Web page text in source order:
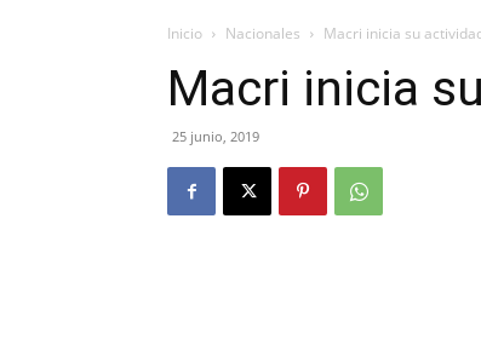
Inicio Nacionales Macri inicia su
Macri inicia
25 junio, 2019